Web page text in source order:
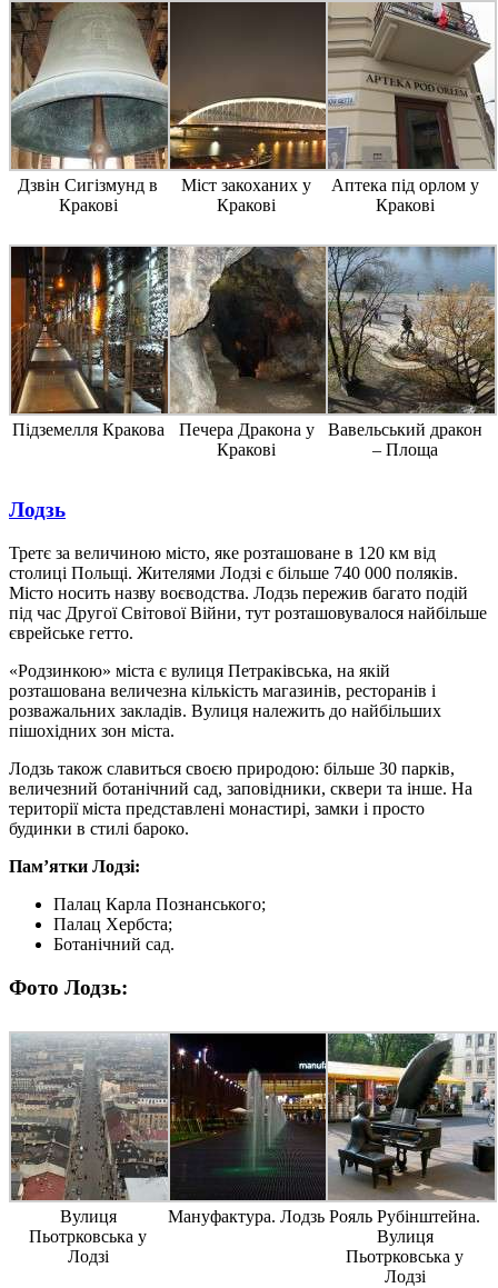
Дзвін Сигізмунд в
Кракові
Міст закоханих у
Кракові
Аптека під орлом у
Кракові
Підземелля Кракова
Печера Дракона у
Кракові
Вавельський дракон
– Площа
Лодзь
Третє за величиною місто, яке розташоване в 120 км від
столиці Польщі. Жителями Лодзі є більше 740 000 поляків.
Місто носить назву воєводства. Лодзь пережив багато подій
під час Другої Світової Війни, тут розташовувалося найбільше
єврейське гетто.
«Родзинкою» міста є вулиця Петраківська, на якій
розташована величезна кількість магазинів, ресторанів і
розважальних закладів. Вулиця належить до найбільших
пішохідних зон міста.
Лодзь також славиться своєю природою: більше 30 парків,
величезний ботанічний сад, заповідники, сквери та інше. На
території міста представлені монастирі, замки і просто
будинки в стилі бароко.
Пам’ятки Лодзі:
Палац Карла Познанського;
Палац Хербста;
Ботанічний сад.
Фото Лодзь:
Вулиця
Пьотрковська у
Лодзі
Мануфактура. Лодзь Рояль Рубінштейна.
Вулиця
Пьотрковська у
Лодзі